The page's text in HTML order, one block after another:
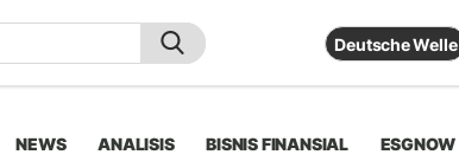
Deutsche Welle
NEWS ANALISIS BISNIS FINANSIAL ESGNOW